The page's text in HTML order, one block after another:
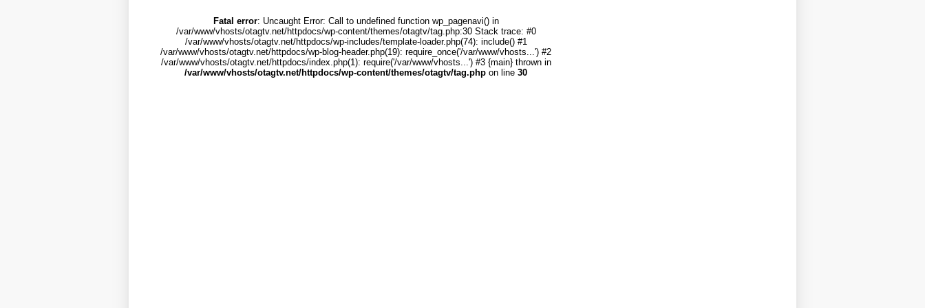
Fatal error: Uncaught Error: Call to undefined function wp_pagenavi() in
/var/www/vhosts/otagtv.net/httpdocs/wp-content/themes/otagtv/tag.php:30 Stack trace: #0
/var/www/vhosts/otagtv.net/httpdocs/wp-includes/template-loader.php(74): include() #1
/var/www/vhosts/otagtv.net/httpdocs/wp-blog-header.php(19): require_once('/var/www/vhosts...') #2
/var/www/vhosts/otagtv.net/httpdocs/index.php(1): require('/var/www/vhosts...') #3 {main} thrown in
/var/www/vhosts/otagtv.net/httpdocs/wp-content/themes/otagtv/tag.php on line 30